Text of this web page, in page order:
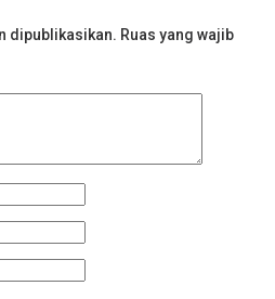
dipublikasikan. Ruas yang wajib